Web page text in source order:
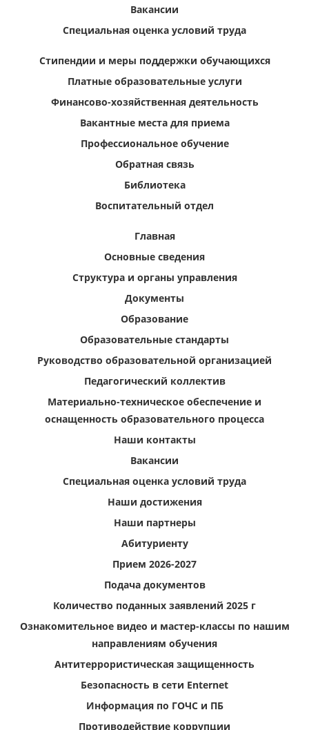
Вакансии
Специальная оценка условий труда
Стипендии и меры поддержки обучающихся
Платные образовательные услуги
Финансово-хозяйственная деятельность
Вакантные места для приема
Профессиональное обучение
Обратная связь
Библиотека
Воспитательный отдел
Главная
Основные сведения
Структура и органы управления
Документы
Образование
Образовательные стандарты
Руководство образовательной организацией
Педагогический коллектив
Материально-техническое обеспечение и
оснащенность образовательного процесса
Наши контакты
Вакансии
Специальная оценка условий труда
Наши достижения
Наши партнеры
Абитуриенту
Прием 2026-2027
Подача документов
Количество поданных заявлений 2025 г
Ознакомительное видео и мастер-классы по нашим
направлениям обучения
Антитеррористическая защищенность
Безопасность в сети Enternet
Информация по ГОЧС и ПБ
Противодействие коррупции